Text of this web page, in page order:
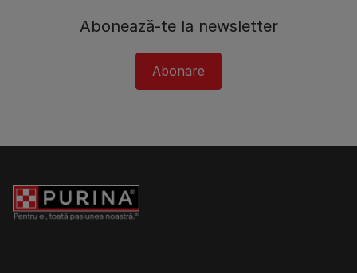
Abonează-te la newsletter
Abonare